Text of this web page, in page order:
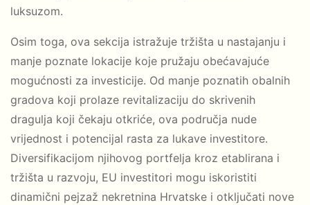
luksuzom.
Osim toga, ova sekcija istražuje tržišta u nastajanju i
manje poznate lokacije koje pružaju obećavajuće
mogućnosti za investicije. Od manje poznatih obalnih
gradova koji prolaze revitalizaciju do skrivenih
dragulja koji čekaju otkriće, ova područja nude
vrijednost i potencijal rasta za lukave investitore.
Diversifikacijom njihovog portfelja kroz etablirana i
tržišta u razvoju, EU investitori mogu iskoristiti
dinamični pejzaž nekretnina Hrvatske i otključati nove